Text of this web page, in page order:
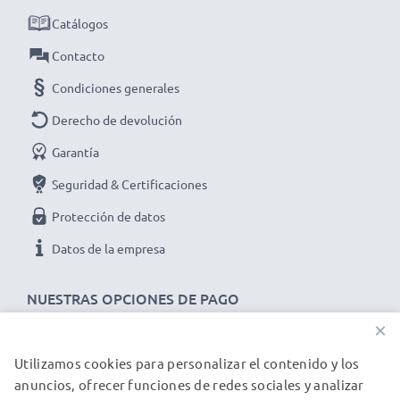
Voltaje de salida / Output voltio
Amperaje de Salida / Output amperio
500mA
Potencia / Power Vatios
Longitud del cable: 1.10m
★ 3 años de garantía ★
Somos un distribuidor internacional especializado en
productos de alta calidad. ¡Por esa razón ofrecemos 3
NUESTRAS OPCIONES DE PAGO
Catálogos
Contacto
Condiciones generales
Derecho de devolución
Garantía
Seguridad & Certificaciones
Protección de datos
Datos de la empresa
NUESTROS PARTNERS DE ENVÍO
×
Utilizamos cookies para personalizar el contenido y los
anuncios, ofrecer funciones de redes sociales y analizar